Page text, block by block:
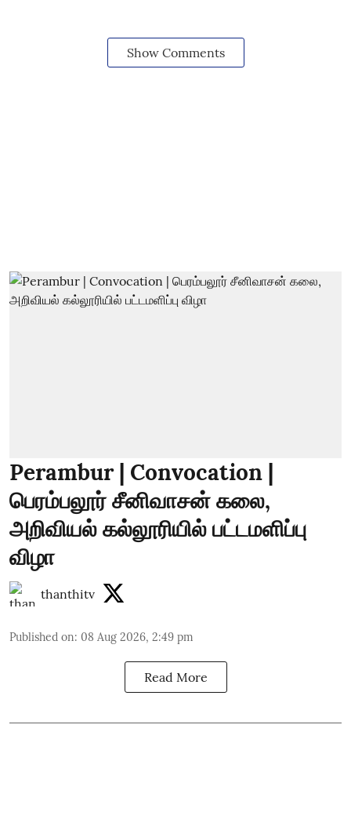
Show Comments
Perambur | Convocation |
பெரம்பலூர் சீனிவாசன் கலை,
அறிவியல் கல்லூரியில் பட்டமளிப்பு
விழா
thanthitv
Published on: 08 Aug 2026, 2:49 pm
Read More